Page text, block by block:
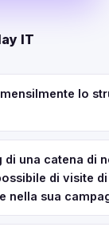
IT
lo
una catena di
di visite
nella sua